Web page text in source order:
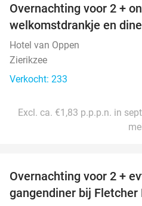
Overnachting voor 2 +
welkomstdrankje en
Hotel van Oppen
Zierikzee
Verkocht: 233
Excl. ca. €1,83 p.p.p.n. in
Overnachting voor 2 +
gangendiner bij Fletcher